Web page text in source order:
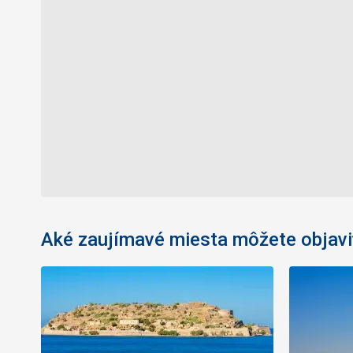
Aké zaujímavé miesta môžete